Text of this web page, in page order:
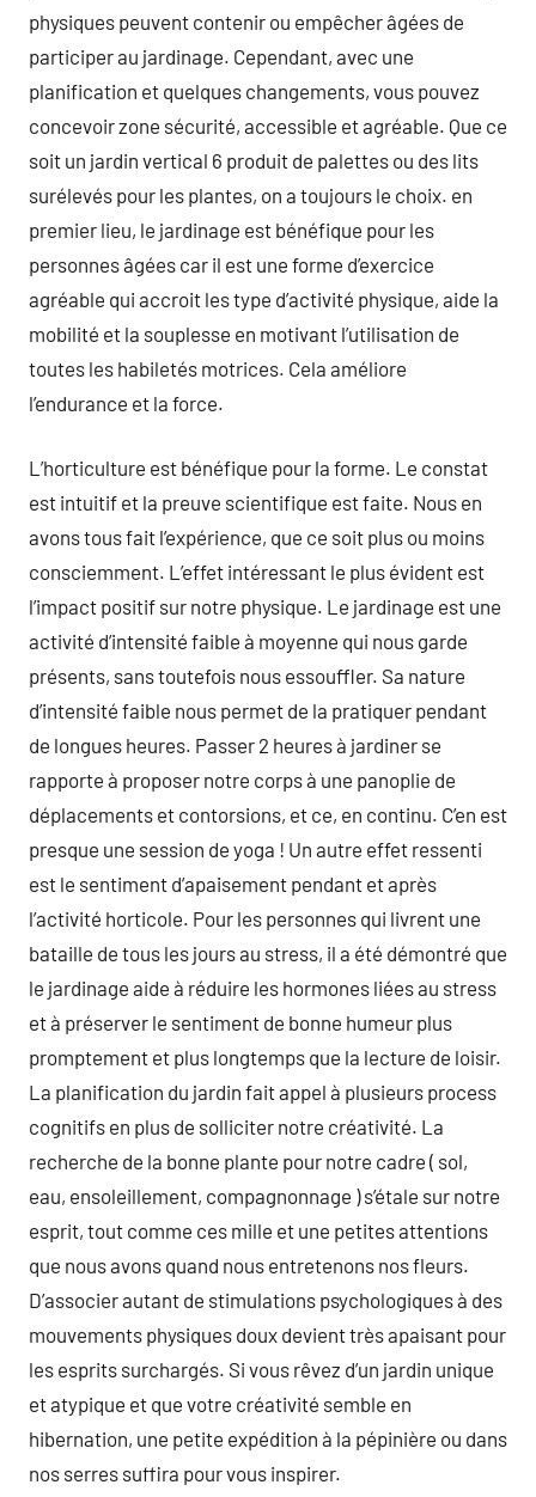
physiques peuvent contenir ou empêcher âgées de
participer au jardinage. Cependant, avec une
planification et quelques changements, vous pouvez
concevoir zone sécurité, accessible et agréable. Que ce
soit un jardin vertical 6 produit de palettes ou des lits
surélevés pour les plantes, on a toujours le choix. en
premier lieu, le jardinage est bénéfique pour les
personnes âgées car il est une forme d’exercice
agréable qui accroit les type d’activité physique, aide la
mobilité et la souplesse en motivant l’utilisation de
toutes les habiletés motrices. Cela améliore
l’endurance et la force.
L’horticulture est bénéfique pour la forme. Le constat
est intuitif et la preuve scientifique est faite. Nous en
avons tous fait l’expérience, que ce soit plus ou moins
consciemment. L’effet intéressant le plus évident est
l’impact positif sur notre physique. Le jardinage est une
activité d’intensité faible à moyenne qui nous garde
présents, sans toutefois nous essouffler. Sa nature
d’intensité faible nous permet de la pratiquer pendant
de longues heures. Passer 2 heures à jardiner se
rapporte à proposer notre corps à une panoplie de
déplacements et contorsions, et ce, en continu. C’en est
presque une session de yoga ! Un autre effet ressenti
est le sentiment d’apaisement pendant et après
l’activité horticole. Pour les personnes qui livrent une
bataille de tous les jours au stress, il a été démontré que
le jardinage aide à réduire les hormones liées au stress
et à préserver le sentiment de bonne humeur plus
promptement et plus longtemps que la lecture de loisir.
La planification du jardin fait appel à plusieurs process
cognitifs en plus de solliciter notre créativité. La
recherche de la bonne plante pour notre cadre ( sol,
eau, ensoleillement, compagnonnage ) s’étale sur notre
esprit, tout comme ces mille et une petites attentions
que nous avons quand nous entretenons nos fleurs.
D’associer autant de stimulations psychologiques à des
mouvements physiques doux devient très apaisant pour
les esprits surchargés. Si vous rêvez d’un jardin unique
et atypique et que votre créativité semble en
hibernation, une petite expédition à la pépinière ou dans
nos serres suffira pour vous inspirer.